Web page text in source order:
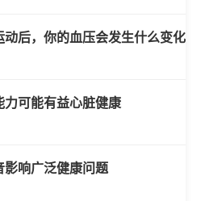
后，你的血压会发生什么变化
可能有益心脏健康
影响广泛健康问题